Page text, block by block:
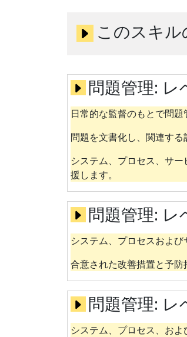
このスキ
問題管理: レ
日常的な監督のもとで問題
問題を文書化し、関連する
システム、プロセス、サ
援します。
問題管理: レ
システム、プロセスおよび
合意された改善措置と予防
問題管理: レ
システム、プロセス、お